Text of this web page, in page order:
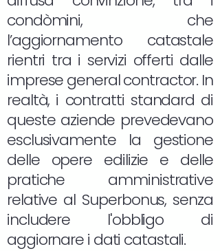
condòmini, che
l’aggiornamento catastale
rientri tra i servizi offerti dalle
imprese general contractor. In
realtà, i contratti standard di
queste aziende prevedevano
esclusivamente la gestione
delle opere edilizie e delle
pratiche amministrative
relative al Superbonus, senza
includere l'obbligo di
aggiornare i dati catastali.